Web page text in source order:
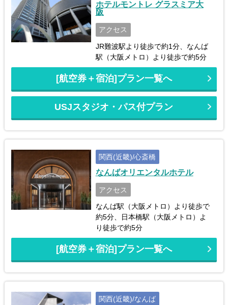
ホテルモントレ グラスミア大
阪
アクセス
JR難波駅より徒歩で約1分、なんば
駅（大阪メトロ）より徒歩で約5分
[航空券＋宿泊]プラン一覧へ
USJスタジオ・パス付プラン
関西(近畿)/心斎橋
なんばオリエンタルホテル
アクセス
なんば駅（大阪メトロ）より徒歩で
約5分、日本橋駅（大阪メトロ）よ
り徒歩で約5分
[航空券＋宿泊]プラン一覧へ
関西(近畿)/なんば